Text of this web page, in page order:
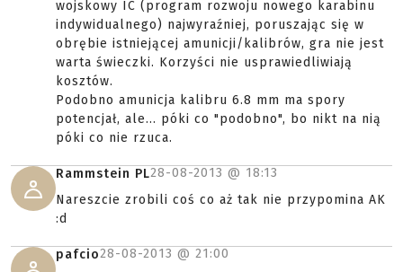
wojskowy IC (program rozwoju nowego karabinu
indywidualnego) najwyraźniej, poruszając się w
obrębie istniejącej amunicji/kalibrów, gra nie jest
warta świeczki. Korzyści nie usprawiedliwiają
kosztów.
Podobno amunicja kalibru 6.8 mm ma spory
potencjał, ale... póki co "podobno", bo nikt na nią
póki co nie rzuca.
Rammstein PL28-08-2013 @ 18:13
Nareszcie zrobili coś co aż tak nie przypomina AK
:d
pafcio28-08-2013 @ 21:00